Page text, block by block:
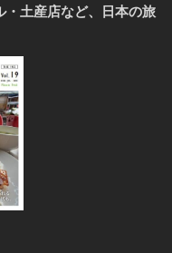
・土産店など、日本の旅